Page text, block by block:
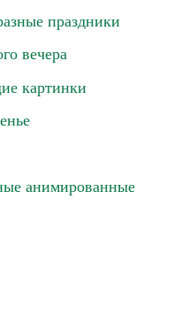
праздники
вечера
картинки
анимированные